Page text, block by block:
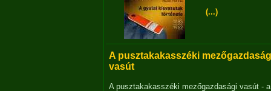
(...)
A pusztakakasszéki
vasút
A pusztakakasszéki mezőgazdasági vasút - a